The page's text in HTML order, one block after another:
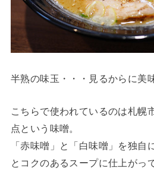
半熟の味玉・・・見るからに美
こちらで使われているのは札幌
点という味噌。
「赤味噌」と「白味噌」を独自
とコクのあるスープに仕上がっ